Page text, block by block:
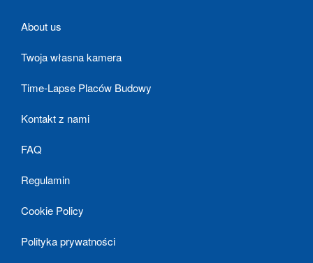
About us
Twoja własna kamera
Time-Lapse Placów Budowy
Kontakt z nami
FAQ
Regulamin
Cookie Policy
Polityka prywatności